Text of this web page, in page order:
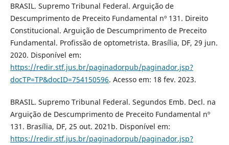
BRASIL. Supremo Tribunal Federal. Arguição de
Descumprimento de Preceito Fundamental nº 131. Direito
Constitucional. Arguição de Descumprimento de Preceito
Fundamental. Profissão de optometrista. Brasília, DF, 29 jun.
2020. Disponível em:
https://redir.stf.jus.br/paginadorpub/paginador.jsp?
docTP=TP&docID=754150596. Acesso em: 18 fev. 2023.
BRASIL. Supremo Tribunal Federal. Segundos Emb. Decl. na
Arguição de Descumprimento de Preceito Fundamental nº
131. Brasília, DF, 25 out. 2021b. Disponível em:
https://redir.stf.jus.br/paginadorpub/paginador.jsp?